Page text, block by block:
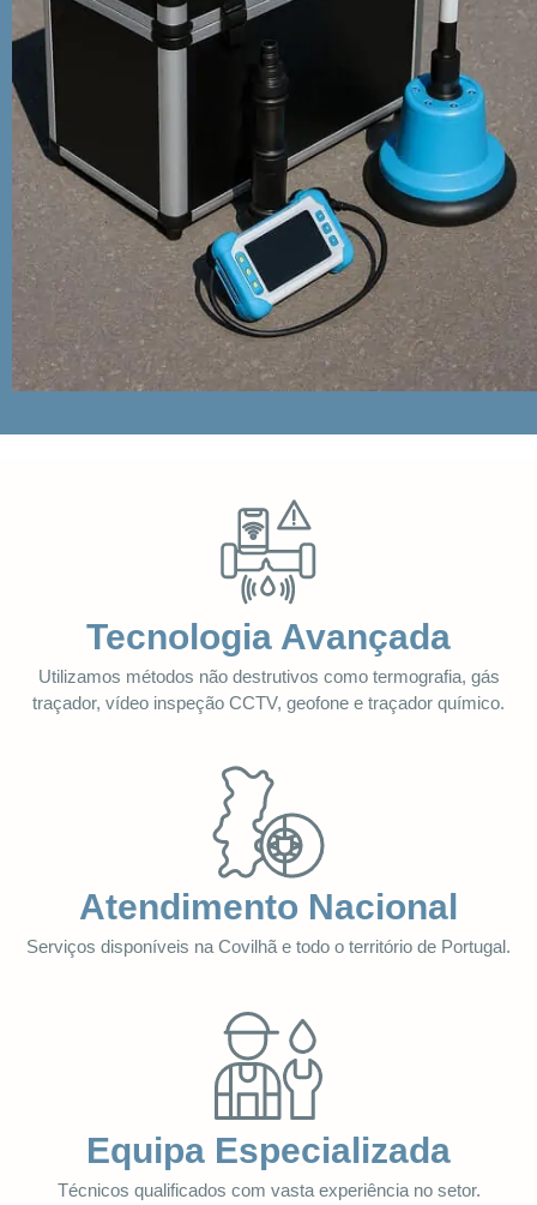
Tecnologia Avançada
Utilizamos métodos não destrutivos como termografia, gás
traçador, vídeo inspeção CCTV, geofone e traçador químico.
Atendimento Nacional
Serviços disponíveis na Covilhã e todo o território de Portugal.
Equipa Especializada
Técnicos qualificados com vasta experiência no setor.